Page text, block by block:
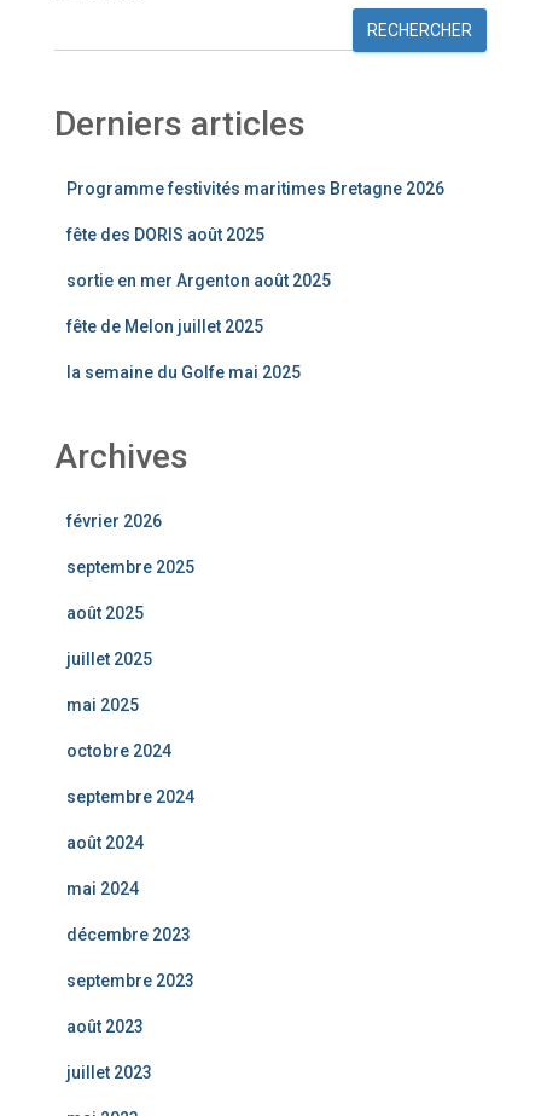
RECHERCHER
Derniers articles
Programme festivités maritimes Bretagne 2026
fête des DORIS août 2025
sortie en mer Argenton août 2025
fête de Melon juillet 2025
la semaine du Golfe mai 2025
Archives
février 2026
septembre 2025
août 2025
juillet 2025
mai 2025
octobre 2024
septembre 2024
août 2024
mai 2024
décembre 2023
septembre 2023
août 2023
juillet 2023